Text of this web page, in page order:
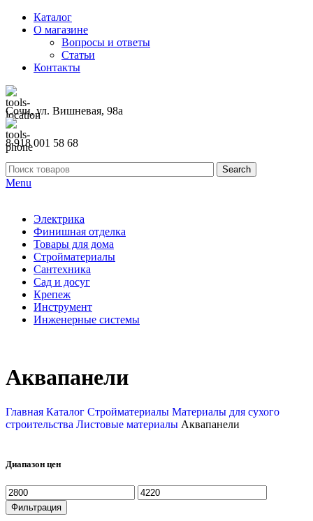
Каталог
О магазине
Вопросы и ответы
Статьи
Контакты
Сочи, ул. Вишневая, 98а
8 918 001 58 68
Search
Menu
Электрика
Финишная отделка
Товары для дома
Стройматериалы
Сантехника
Сад и досуг
Крепеж
Инструмент
Инженерные системы
Аквапанели
Главная Каталог Стройматериалы Материалы для сухого
строительства Листовые материалы Аквапанели
Диапазон цен
Фильтрация